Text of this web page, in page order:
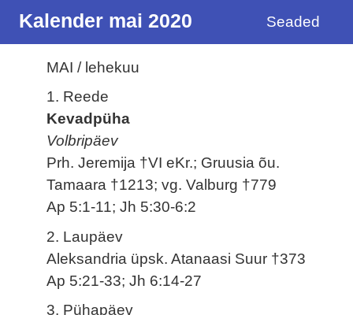
Kalender mai 2020 Seaded
MAI / lehekuu
1. Reede
Kevadpüha
Volbripäev
Prh. Jeremija †VI eKr.; Gruusia õu.
Tamaara †1213; vg. Valburg †779
Ap 5:1-11; Jh 5:30-6:2
2. Laupäev
Aleksandria üpsk. Atanaasi Suur †373
Ap 5:21-33; Jh 6:14-27
3. Pühapäev